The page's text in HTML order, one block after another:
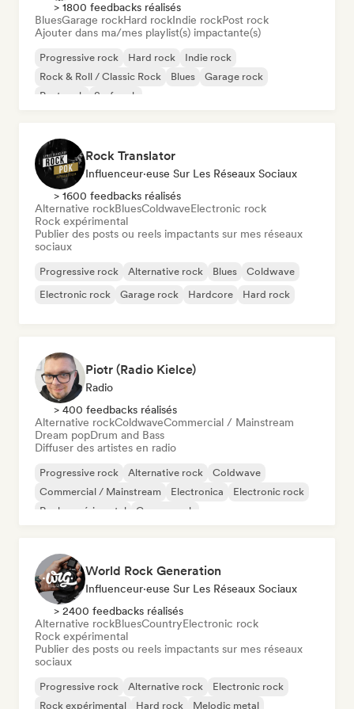
> 1800 feedbacks réalisés
BluesGarage rockHard rockIndie rockPost rock
Ajouter dans ma/mes playlist(s) impactante(s)
Progressive rock Hard rock
Indie rock
Rock & Roll / Classic Rock
Blues
Garage rock
Post rock
Surf rock
Rock Translator
Influenceur·euse Sur Les Réseaux Sociaux
> 1600 feedbacks réalisés
Alternative rockBluesColdwaveElectronic rock
Rock expérimental
Publier des posts ou reels impactants sur mes réseaux
sociaux
Progressive rock Alternative rock Blues
Coldwave
Electronic rock
Garage rock Hardcore Hard rock
Piotr (Radio Kielce)
Radio
> 400 feedbacks réalisés
Alternative rockColdwaveCommercial / Mainstream
Dream popDrum and Bass
Diffuser des artistes en radio
Progressive rock Alternative rock
Coldwave
Commercial / Mainstream
Electronica
Electronic rock
Rock expérimental
Garage rock
World Rock Generation
Influenceur·euse Sur Les Réseaux Sociaux
> 2400 feedbacks réalisés
Alternative rockBluesCountryElectronic rock
Rock expérimental
Publier des posts ou reels impactants sur mes réseaux
sociaux
Progressive rock Alternative rock
Electronic rock
Rock expérimental
Hard rock Melodic metal